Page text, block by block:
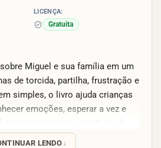
LICENÇA:
Gratuita
Miguel e sua família em um
de torcida, partilha, frustração e
simples, o livro ajuda crianças
emoções, esperar a vez e
momentos esportivos de
LENDO